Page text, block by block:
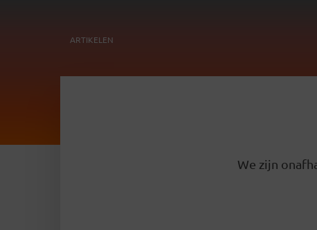
ARTIKELEN
We zijn